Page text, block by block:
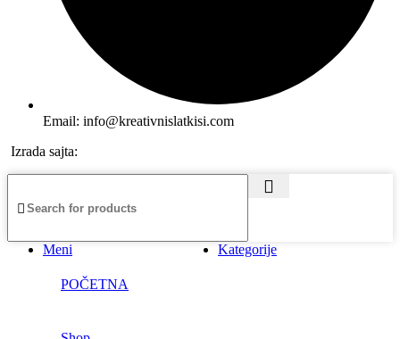
Email: info@kreativnislatkisi.com
Izrada sajta:
Meni Kategorije
POČETNA